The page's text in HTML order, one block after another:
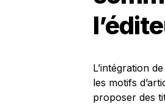
L’intégration
les motifs
proposer des